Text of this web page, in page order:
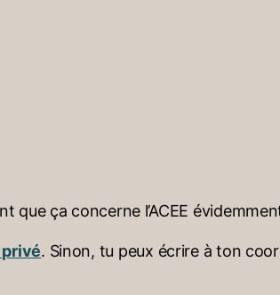
ça concerne l’ACEE
privé. Sinon, tu peux écrire à ton